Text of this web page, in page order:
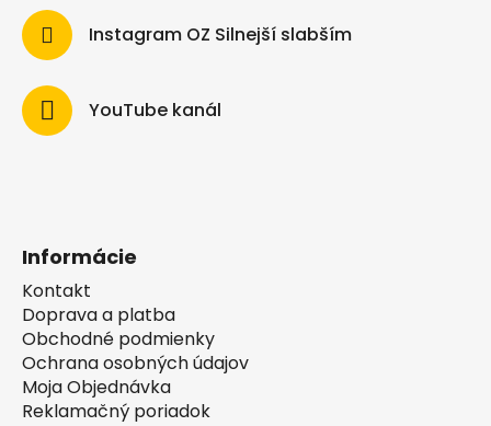
Instagram OZ Silnejší slabším
YouTube kanál
Informácie
Kontakt
Doprava a platba
Obchodné podmienky
Ochrana osobných údajov
Moja Objednávka
Reklamačný poriadok